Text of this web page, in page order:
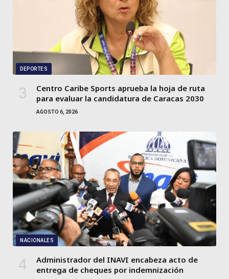
DEPORTES
Centro Caribe Sports aprueba la hoja de ruta
para evaluar la candidatura de Caracas 2030
AGOSTO 6, 2026
NACIONALES
Administrador del INAVI encabeza acto de
entrega de cheques por indemnización